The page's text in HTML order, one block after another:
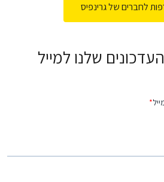
לחברים של גרינפיס
שלנו למייל